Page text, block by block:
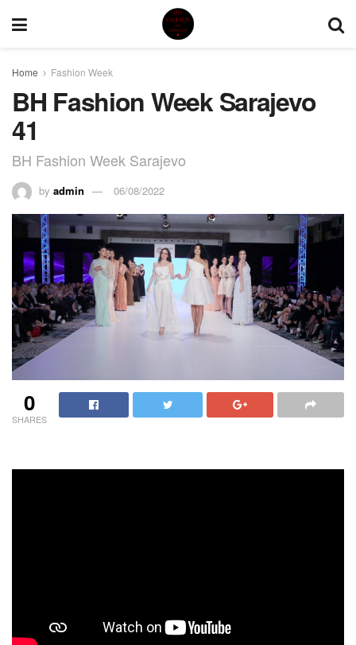
Home Fashion Week
BH Fashion Week Sarajevo
41
BH Fashion Week Sarajevo
by admin 06/08/2022
0
SHARES